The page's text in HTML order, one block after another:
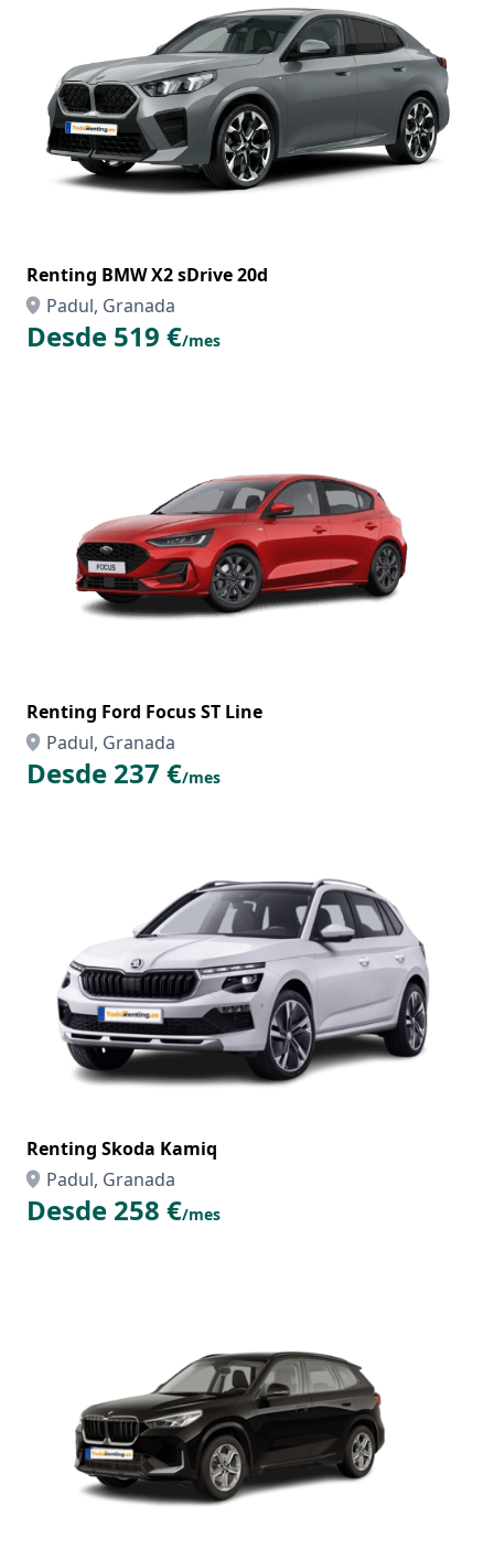
Renting BMW X2 sDrive 20d
Padul, Granada
Desde 519 €/mes
Renting Ford Focus ST Line
Padul, Granada
Desde 237 €/mes
Renting Skoda Kamiq
Padul, Granada
Desde 258 €/mes